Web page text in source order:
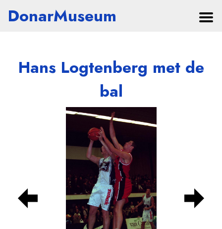
DonarMuseum
Hans Logtenberg met de
bal